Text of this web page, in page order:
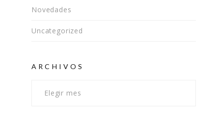
Novedades
Uncategorized
ARCHIVOS